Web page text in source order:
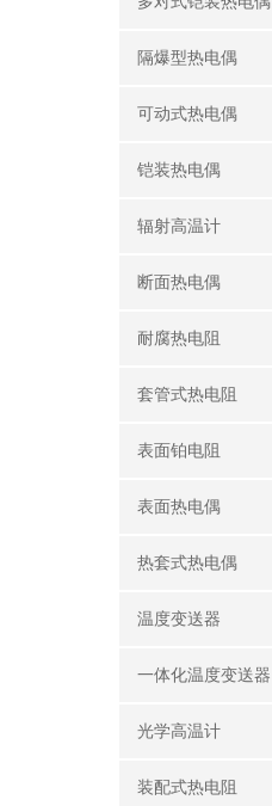
隔爆型热电偶
可动式热电偶
铠装热电偶
辐射高温计
断面热电偶
耐腐热电阻
套管式热电阻
表面铂电阻
表面热电偶
热套式热电偶
温度变送器
一体化温度变送器
光学高温计
装配式热电阻